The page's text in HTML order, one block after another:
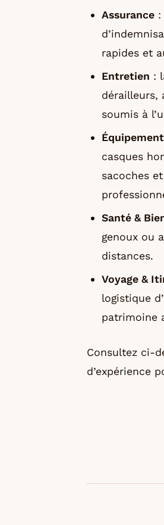
Assurance:
rapides et
Entretien :
dérailleurs,
soumis à
Équipement
casques
sacoches
Santé &
genoux ou
distances.
Voyage &
logistique
patrimoine
Consultez ci-
d’expérience